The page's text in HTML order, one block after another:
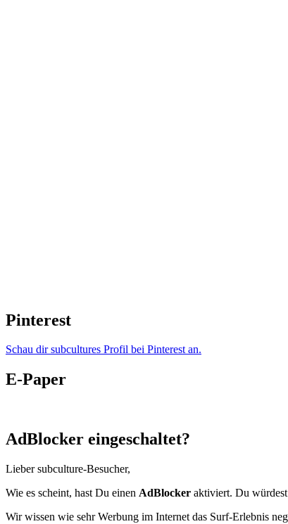
Pinterest
Schau dir subcultures Profil bei Pinterest an.
E-Paper
AdBlocker eingeschaltet?
Lieber subculture-Besucher,
Wie es scheint, hast Du einen AdBlocker aktiviert. Du
Wir wissen wie sehr Werbung im Internet das Surf-Erlebnis